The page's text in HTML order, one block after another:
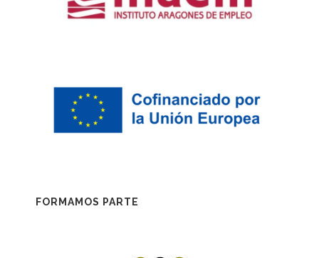
FORMAMOS PARTE